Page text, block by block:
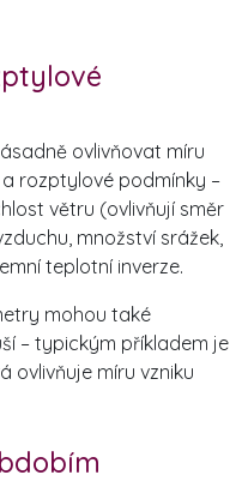
ovlivňovat míru
rozptylové podmínky –
větru (ovlivňují směr
množství srážek,
teplotní inverze.
mohou také
– typickým příkladem je
ovlivňuje míru vzniku